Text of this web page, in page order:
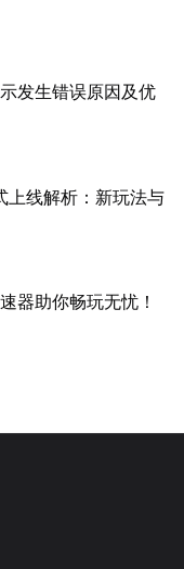
发生错误原因及优
上线解析：新玩法与
器助你畅玩无忧！